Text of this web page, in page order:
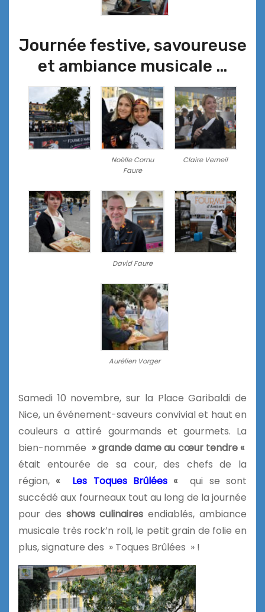
Journée festive, savoureuse
et ambiance musicale …
Noëlle Cornu
Faure
Claire Verneil
David Faure
Aurélien Vorger
Samedi 10 novembre, sur la Place Garibaldi de
Nice, un événement-saveurs convivial et haut en
couleurs a attiré gourmands et gourmets. La
bien-nommée » grande dame au cœur tendre «
était entourée de sa cour, des chefs de la
région,« Les Toques Brûlées «
qui se sont
succédé aux fourneaux tout au long de la journée
pour des shows culinaires endiablés, ambiance
musicale très rock’n roll, le petit grain de folie en
plus, signature des » Toques Brûlées » !